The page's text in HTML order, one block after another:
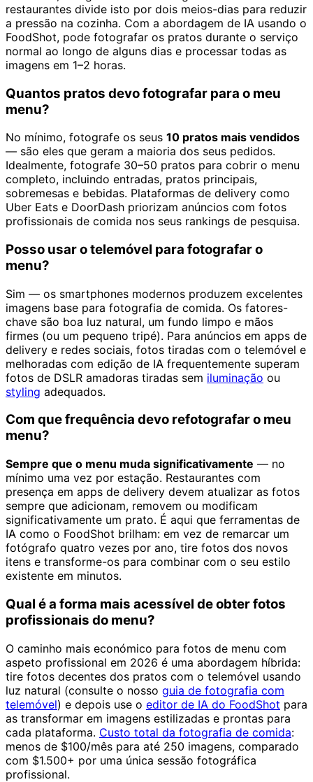
restaurantes divide isto por dois meios-dias para reduzir
a pressão na cozinha. Com a abordagem de IA usando o
FoodShot, pode fotografar os pratos durante o serviço
normal ao longo de alguns dias e processar todas as
imagens em 1–2 horas.
Quantos pratos devo fotografar para o meu
menu?
No mínimo, fotografe os seus 10 pratos mais vendidos
— são eles que geram a maioria dos seus pedidos.
Idealmente, fotografe 30–50 pratos para cobrir o menu
completo, incluindo entradas, pratos principais,
sobremesas e bebidas. Plataformas de delivery como
Uber Eats e DoorDash priorizam anúncios com fotos
profissionais de comida nos seus rankings de pesquisa.
Posso usar o telemóvel para fotografar o
menu?
Sim — os smartphones modernos produzem excelentes
imagens base para fotografia de comida. Os fatores-
chave são boa luz natural, um fundo limpo e mãos
firmes (ou um pequeno tripé). Para anúncios em apps de
delivery e redes sociais, fotos tiradas com o telemóvel e
melhoradas com edição de IA frequentemente superam
fotos de DSLR amadoras tiradas sem iluminação ou
styling adequados.
Com que frequência devo refotografar o meu
menu?
Sempre que o menu muda significativamente — no
mínimo uma vez por estação. Restaurantes com
presença em apps de delivery devem atualizar as fotos
sempre que adicionam, removem ou modificam
significativamente um prato. É aqui que ferramentas de
IA como o FoodShot brilham: em vez de remarcar um
fotógrafo quatro vezes por ano, tire fotos dos novos
itens e transforme-os para combinar com o seu estilo
existente em minutos.
Qual é a forma mais acessível de obter fotos
profissionais do menu?
O caminho mais económico para fotos de menu com
aspeto profissional em 2026 é uma abordagem híbrida:
tire fotos decentes dos pratos com o telemóvel usando
luz natural (consulte o nosso guia de fotografia com
telemóvel) e depois use o editor de IA do FoodShot para
as transformar em imagens estilizadas e prontas para
cada plataforma. Custo total da fotografia de comida:
menos de $100/mês para até 250 imagens, comparado
com $1.500+ por uma única sessão fotográfica
profissional.